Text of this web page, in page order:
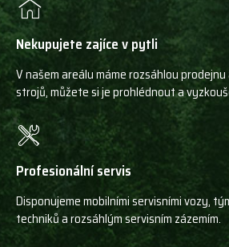
Nekupujete zajíce v pytli
V našem areálu máme rozsáhlou
strojů, můžete si je prohlédnout a
Profesionální servis
Disponujeme mobilními servisními vozy,
techniků a rozsáhlým servisním zázemím.